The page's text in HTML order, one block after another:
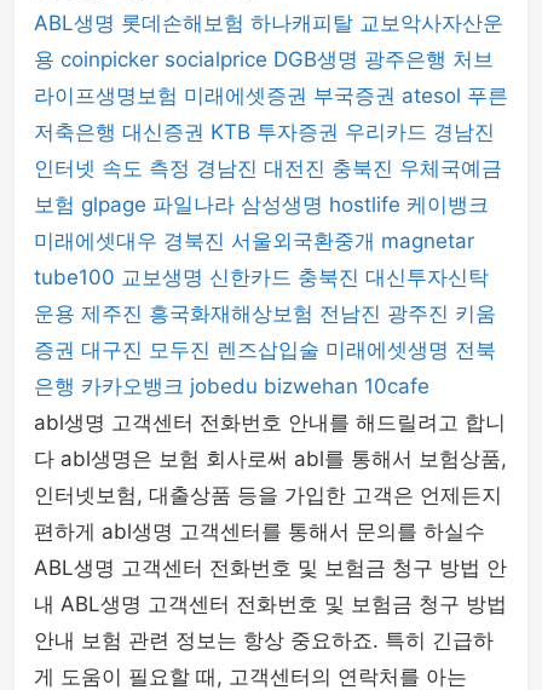
ABL생명 롯데손해보험 하나캐피탈 교보악사자산운
용 coinpicker socialprice DGB생명 광주은행 처브
라이프생명보험 미래에셋증권 부국증권 atesol 푸른
저축은행 대신증권 KTB 투자증권 우리카드 경남진
인터넷 속도 측정 경남진 대전진 충북진 우체국예금
보험 glpage 파일나라 삼성생명 hostlife 케이뱅크
미래에셋대우 경북진 서울외국환중개 magnetar
tube100 교보생명 신한카드 충북진 대신투자신탁
운용 제주진 흥국화재해상보험 전남진 광주진 키움
증권 대구진 모두진 렌즈삽입술 미래에셋생명 전북
은행 카카오뱅크 jobedu bizwehan 10cafe
abl생명 고객센터 전화번호 안내를 해드릴려고 합니
다 abl생명은 보험 회사로써 abl를 통해서 보험상품,
인터넷보험, 대출상품 등을 가입한 고객은 언제든지
편하게 abl생명 고객센터를 통해서 문의를 하실수
ABL생명 고객센터 전화번호 및 보험금 청구 방법 안
내 ABL생명 고객센터 전화번호 및 보험금 청구 방법
안내 보험 관련 정보는 항상 중요하죠. 특히 긴급하
게 도움이 필요할 때, 고객센터의 연락처를 아는